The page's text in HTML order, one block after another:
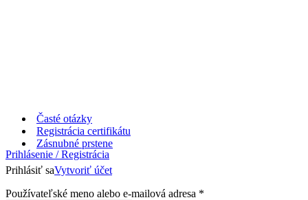
Časté otázky
Registrácia certifikátu
Prihlásenie / Registrácia
Prihlásiť saVytvoriť účet
Používateľské meno alebo e-mailová adresa *
Zásnubné prstene